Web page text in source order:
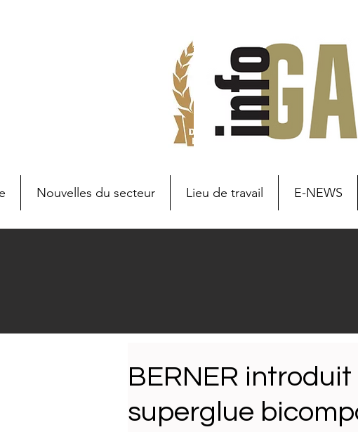
Nouvelles du secteur Lieu de travail E-NEWS
Technologie Visites
BERNER
superglue